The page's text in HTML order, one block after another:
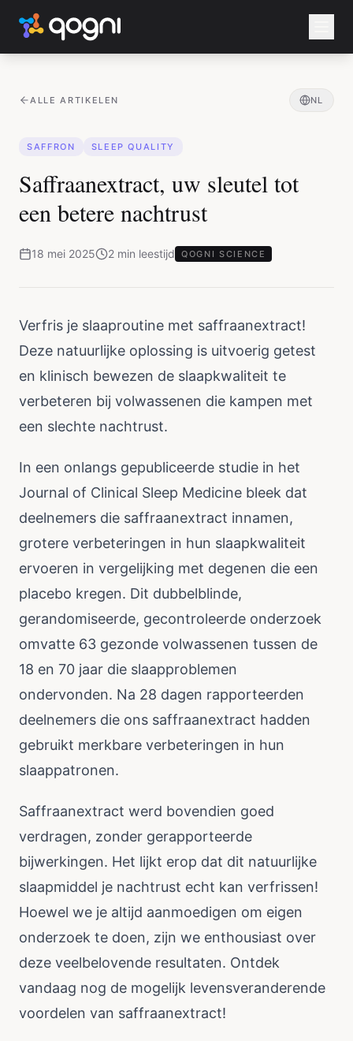
ALLE ARTIKELEN NL
SAFFRON SLEEP QUALITY
Saffraanextract, uw sleutel tot
een betere nachtrust
18 mei 2025 2 min leestijd QOGNI SCIENCE
Verfris je slaaproutine met saffraanextract!
Deze natuurlijke oplossing is uitvoerig getest
en klinisch bewezen de slaapkwaliteit te
verbeteren bij volwassenen die kampen met
een slechte nachtrust.
In een onlangs gepubliceerde studie in het
Journal of Clinical Sleep Medicine bleek dat
deelnemers die saffraanextract innamen,
grotere verbeteringen in hun slaapkwaliteit
ervoeren in vergelijking met degenen die een
placebo kregen. Dit dubbelblinde,
gerandomiseerde, gecontroleerde onderzoek
omvatte 63 gezonde volwassenen tussen de
18 en 70 jaar die slaapproblemen
ondervonden. Na 28 dagen rapporteerden
deelnemers die ons saffraanextract hadden
gebruikt merkbare verbeteringen in hun
slaappatronen.
Saffraanextract werd bovendien goed
verdragen, zonder gerapporteerde
bijwerkingen. Het lijkt erop dat dit natuurlijke
slaapmiddel je nachtrust echt kan verfrissen!
Hoewel we je altijd aanmoedigen om eigen
onderzoek te doen, zijn we enthousiast over
deze veelbelovende resultaten. Ontdek
vandaag nog de mogelijk levensveranderende
voordelen van saffraanextract!